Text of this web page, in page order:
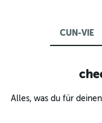
CUN-VIE
Alles, was du für